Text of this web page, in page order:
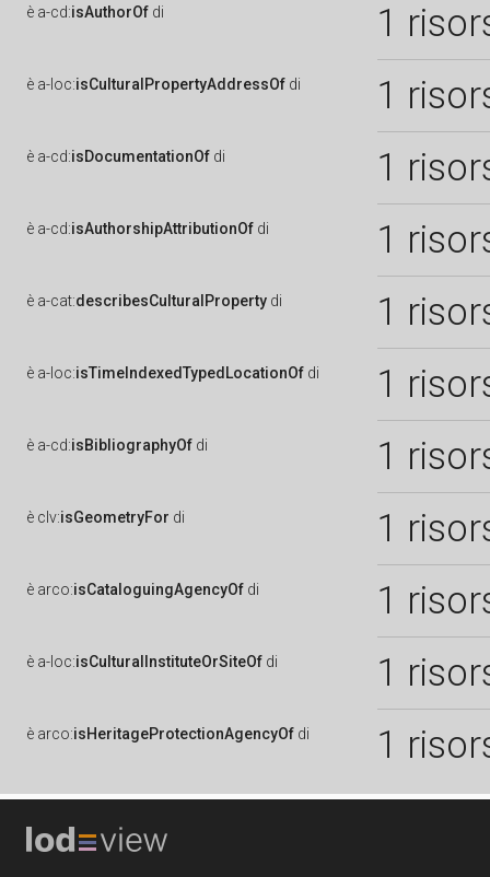
è a-cd:isAuthorOf di 1
è a-loc:isCulturalPropertyAddressOf di 1
è a-cd:isDocumentationOf di 1
è a-cd:isAuthorshipAttributionOf di 1
è a-cat:describesCulturalProperty di 1
è a-loc:isTimeIndexedTypedLocationOf di 1
è a-cd:isBibliographyOf di 1
è clv:isGeometryFor di 1
è arco:isCataloguingAgencyOf di 1
è a-loc:isCulturalInstituteOrSiteOf di 1
è arco:isHeritageProtectionAgencyOf di 1